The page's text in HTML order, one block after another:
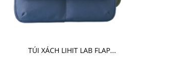
TÚI XÁCH LIHIT LAB FLAP...